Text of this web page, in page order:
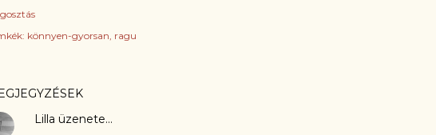
könnyen-gyorsan ragu
Lilla üzenete…